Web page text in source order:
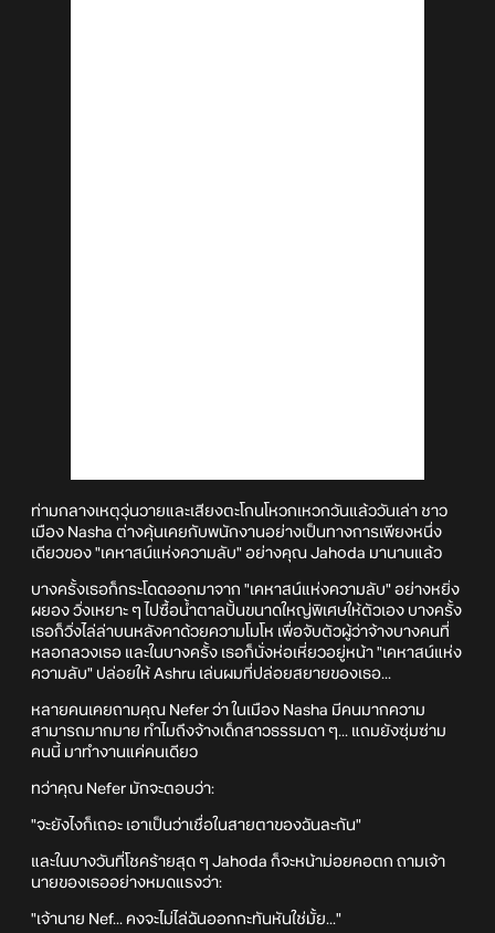
ท่ามกลางเหตุวุ่นวายและเสียงตะโกนโหวกเหวกวันแล้ววันเล่า ชาว
เมือง Nasha ต่างคุ้นเคยกับพนักงานอย่างเป็นทางการเพียงหนึ่ง
เดียวของ "เคหาสน์แห่งความลับ" อย่างคุณ Jahoda มานานแล้ว
บางครั้งเธอก็กระโดดออกมาจาก "เคหาสน์แห่งความลับ" อย่างหยิ่ง
ผยอง วิ่งเหยาะ ๆ ไปซื้อน้ำตาลปั้นขนาดใหญ่พิเศษให้ตัวเอง บางครั้ง
เธอก็วิ่งไล่ล่าบนหลังคาด้วยความโมโห เพื่อจับตัวผู้ว่าจ้างบางคนที่
หลอกลวงเธอ และในบางครั้ง เธอก็นั่งห่อเหี่ยวอยู่หน้า "เคหาสน์แห่ง
ความลับ" ปล่อยให้ Ashru เล่นผมที่ปล่อยสยายของเธอ...
หลายคนเคยถามคุณ Nefer ว่า ในเมือง Nasha มีคนมากความ
สามารถมากมาย ทำไมถึงจ้างเด็กสาวธรรมดา ๆ... แถมยังซุ่มซ่าม
คนนี้ มาทำงานแค่คนเดียว
ทว่าคุณ Nefer มักจะตอบว่า:
"จะยังไงก็เถอะ เอาเป็นว่าเชื่อในสายตาของฉันละกัน"
และในบางวันที่โชคร้ายสุด ๆ Jahoda ก็จะหน้าม่อยคอตก ถามเจ้า
นายของเธออย่างหมดแรงว่า:
"เจ้านาย Nef... คงจะไม่ไล่ฉันออกกะทันหันใช่มั้ย..."